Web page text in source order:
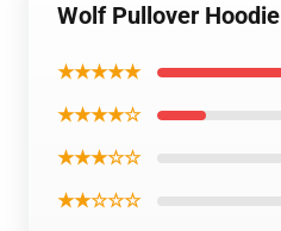
Wolf Pullover Hoodie
★★★★★
★★★★☆
★★★☆☆
★★☆☆☆